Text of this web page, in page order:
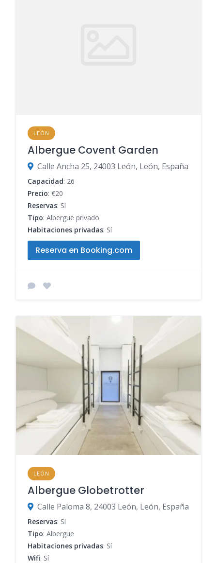
LEÓN
Albergue Covent Garden
Calle Ancha 25, 24003 León, León, España
Capacidad: 26
Precio: €20
Reservas: Sí
Tipo: Albergue privado
Habitaciones privadas: Sí
Reserva en Booking.com
LEÓN
Albergue Globetrotter
Calle Paloma 8, 24003 León, León, España
Reservas: Sí
Tipo: Albergue
Habitaciones privadas: Sí
Wifi: Sí